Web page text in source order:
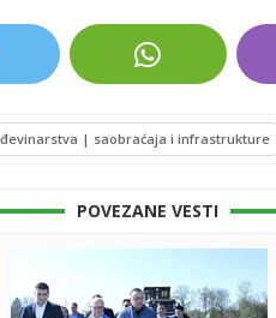
| saobraćaja i infrastrukture
POVEZANE VESTI